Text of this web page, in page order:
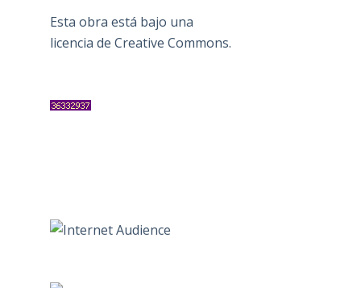
Esta obra está bajo una
licencia de Creative Commons.